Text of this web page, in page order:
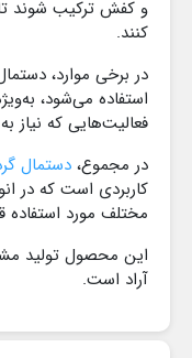
و کفش ترکیب شوند
کنند.
در برخی موارد،
استفاده می‌شود،
فعالیت‌هایی که نیاز
در مجموع، دستمال
کاربردی است که در
مختلف مورد استفاده
این محصول تولید
آراد است.